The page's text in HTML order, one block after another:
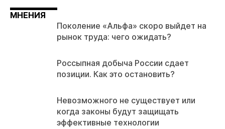
МНЕНИЯ
Поколение «Альфа» скоро выйдет на
рынок труда: чего ожидать?
Россыпная добыча России сдает
позиции. Как это остановить?
Невозможного не существует или
когда законы будут защищать
эффективные технологии